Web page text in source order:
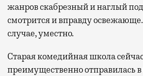
жанров скабрезный и наглый
смотрится и вправду
случае, уместно.
Старая комедийная школа
преимущественно отправилась